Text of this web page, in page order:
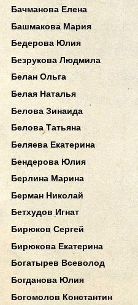
Бачманова Елена
Башмакова Мария
Бедерова Юлия
Безрукова Людмила
Белан Ольга
Белая Наталья
Белова Зинаида
Белова Татьяна
Беляева Екатерина
Бендерова Юлия
Берлина Марина
Берман Николай
Бетхудов Игнат
Бирюков Сергей
Бирюкова Екатерина
Богатырев Всеволод
Богданова Юлия
Богомолов Константин